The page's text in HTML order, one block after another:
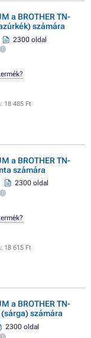
a BROTHER TN-
számára
2300 oldal
18 485 Ft
a BROTHER TN-
számára
2300 oldal
18 615 Ft
a BROTHER TN-
számára
2300 oldal